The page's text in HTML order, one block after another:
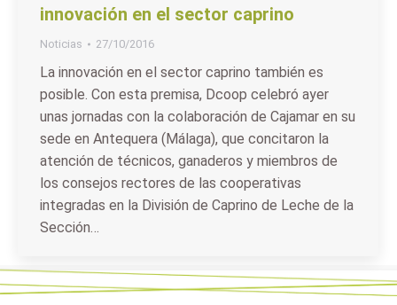
innovación en el sector caprino
Noticias 27/10/2016
La innovación en el sector caprino también es
posible. Con esta premisa, Dcoop celebró ayer
unas jornadas con la colaboración de Cajamar en su
sede en Antequera (Málaga), que concitaron la
atención de técnicos, ganaderos y miembros de
los consejos rectores de las cooperativas
integradas en la División de Caprino de Leche de la
Sección…